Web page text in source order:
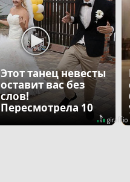
Этот танец невесты
оставит вас без
слов!
Пересмотрела 10